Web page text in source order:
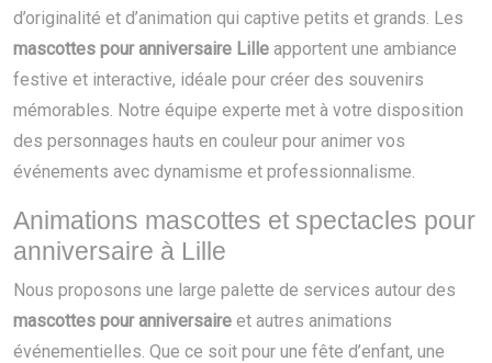
d’originalité et d’animation qui captive petits et grands. Les
mascottes pour anniversaire Lille apportent une ambiance
festive et interactive, idéale pour créer des souvenirs
mémorables. Notre équipe experte met à votre disposition
des personnages hauts en couleur pour animer vos
événements avec dynamisme et professionnalisme.
Animations mascottes et spectacles pour
anniversaire à Lille
Nous proposons une large palette de services autour des
mascottes pour anniversaire et autres animations
événementielles. Que ce soit pour une fête d’enfant, une